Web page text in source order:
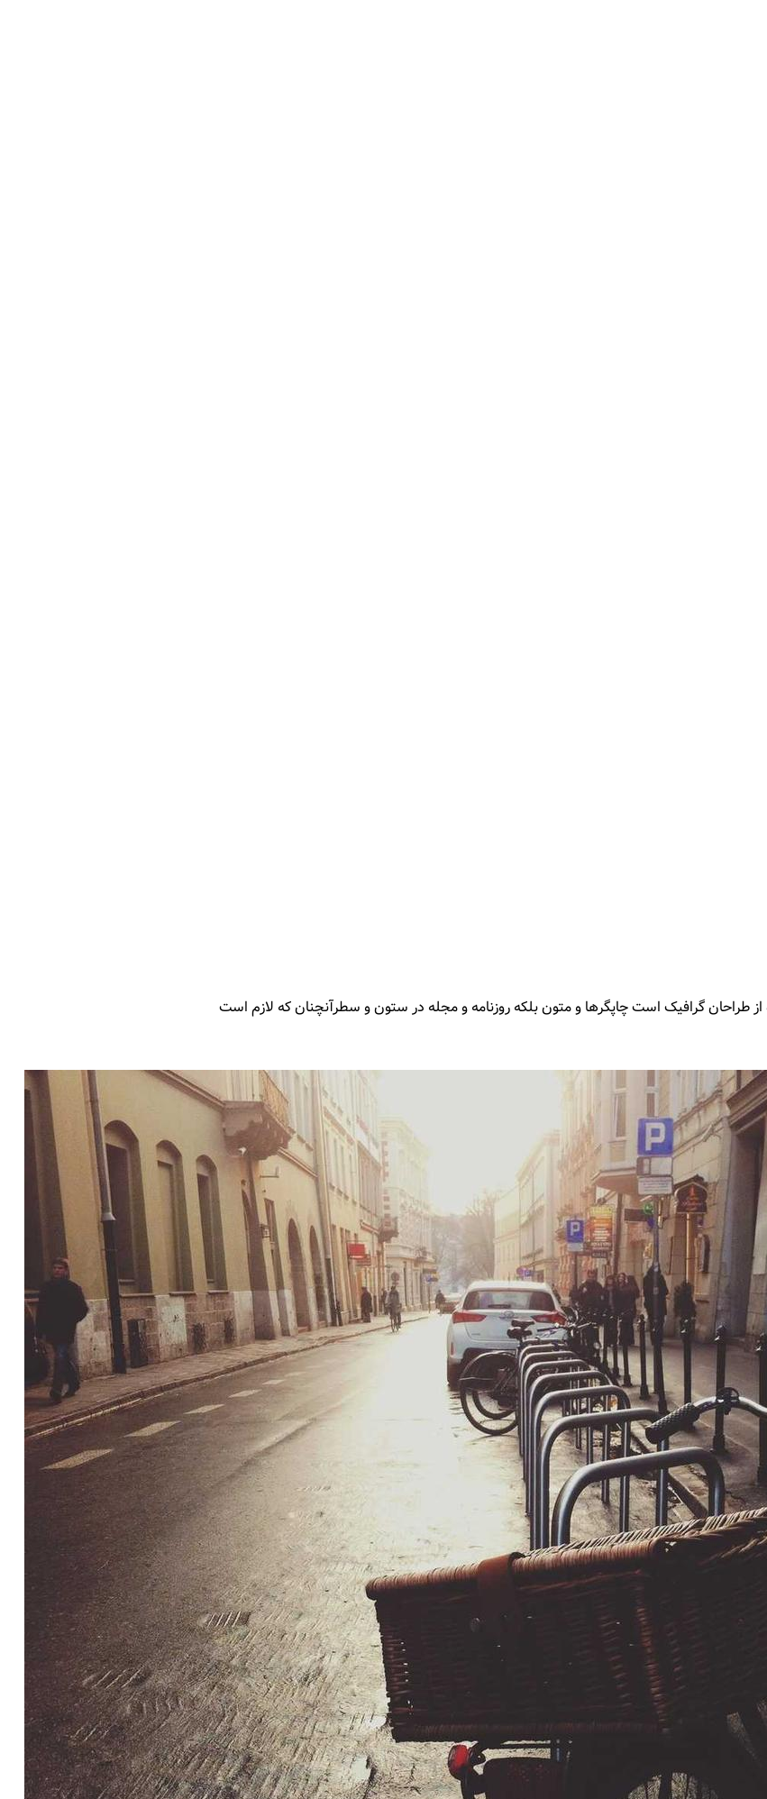
طراحان گرافیک است چاپگرها و متون بلکه روزنامه و مجله در ستون و سطرآنچنان که لازم است